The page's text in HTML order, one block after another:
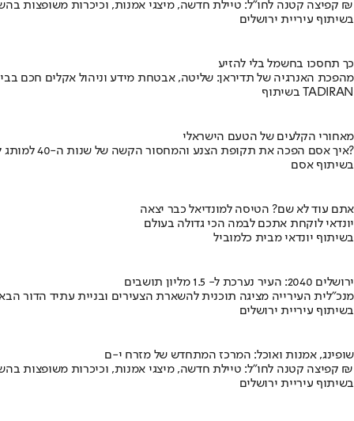
קפיצה קטנה לחו"ל: טיילת חדשה, מיצגי אמנות, וכיכרות משופצות בהשקעה של 100 מיליון ₪
בשיתוף עיריית ירושלים
כך תחסכו בחשמל בלי להזיע
מהפכת האנרגיה של תדיראן: שליטה, אבטחת מידע וניהול אקלים חכם
בשיתוף TADIRAN
מאחורי הקלעים של הטעם הישראלי
איך אסם הפכה את תקופת הצנע והמחסור הקשה של שנות ה-40 למותג לאומי?
בשיתוף אסם
אתם עוד לא שם? הטיסה למונדיאל כבר יצאה
יונדאי לוקחת אתכם לבמה הכי גדולה בעולם
בשיתוף יונדאי מבית כלמוביל
ירושלים 2040: העיר נערכת ל- 1.5 מליון תושבים
מנכ"לית העירייה מציגה תוכנית להשארת הצעירים ובניית עתיד הדור
בשיתוף עיריית ירושלים
שופינג, אמנות ואוכל: המרכז המתחדש של מזרח י-ם
קפיצה קטנה לחו"ל: טיילת חדשה, מיצגי אמנות, וכיכרות משופצות בהשקעה של 100 מיליון ₪
בשיתוף עיריית ירושלים